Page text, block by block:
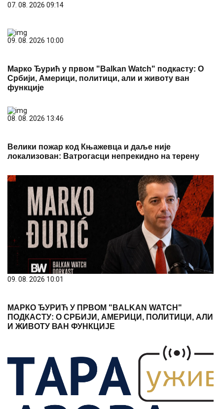
07. 08. 2026 09:14
09. 08. 2026 10:00
Марко Ђурић у првом "Balkan Watch" подкасту: О
Србији, Америци, политици, али и животу ван
функције
08. 08. 2026 13:46
Велики пожар код Књажевца и даље није
локализован: Ватрогасци непрекидно на терену
09. 08. 2026 10:01
МАРКО ЂУРИЋ У ПРВОМ "BALKAN WATCH"
ПОДКАСТУ: О СРБИЈИ, АМЕРИЦИ, ПОЛИТИЦИ, АЛИ
И ЖИВОТУ ВАН ФУНКЦИЈЕ